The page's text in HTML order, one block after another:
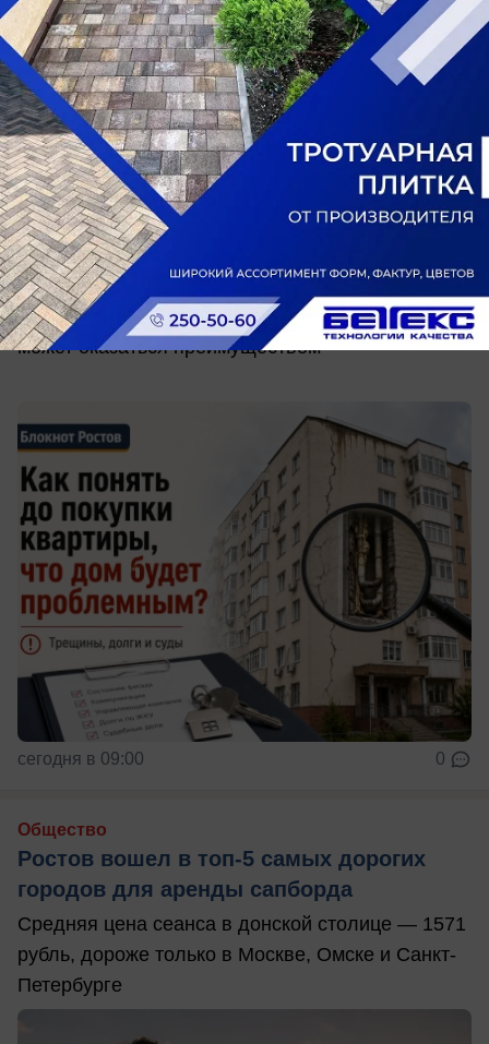
сегодня в 09:20
Общество
Трещины, долги и суды: как понять до
покупки квартиры, что дом будет
проблемным
Какие реестры стоит проверить ростовчанам,
почему новый ремонт в подъезде ничего не
гарантирует и когда предстоящий капремонт
может оказаться преимуществом
сегодня в 09:00 0
Общество
Ростов вошел в топ-5 самых дорогих
городов для аренды сапборда
Средняя цена сеанса в донской столице — 1571
рубль, дороже только в Москве, Омске и Санкт-
Петербурге